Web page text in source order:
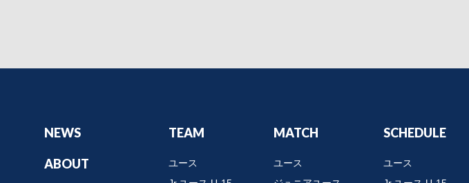
NEWS
ABOUT
TEAM
ユース
MATCH
ユース
SCHEDULE
ユース